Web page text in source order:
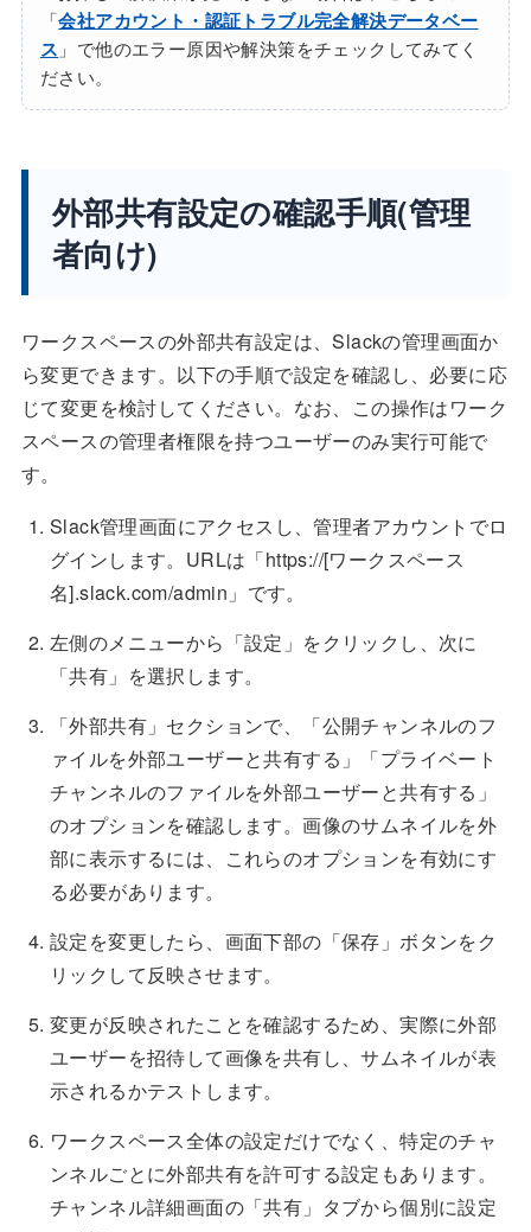
「会社アカウント・認証トラブル完全解決データベー
ス 」で他のエラー原因や解決策をチェックしてみてく
ださい。
外部共有設定の確認手順(管理
者向け)
ワークスペースの外部共有設定は、Slackの管理画面か
ら変更できます。以下の手順で設定を確認し、必要に応
じて変更を検討してください。なお、この操作はワーク
スペースの管理者権限を持つユーザーのみ実行可能で
す。
Slack管理画面にアクセスし、管理者アカウントでロ
グインします。URLは「https://[ワークスペース
名].slack.com/admin」です。
左側のメニューから「設定」をクリックし、次に
「共有」を選択します。
「外部共有」セクションで、「公開チャンネルのフ
ァイルを外部ユーザーと共有する」「プライベート
チャンネルのファイルを外部ユーザーと共有する」
のオプションを確認します。画像のサムネイルを外
部に表示するには、これらのオプションを有効にす
る必要があります。
設定を変更したら、画面下部の「保存」ボタンをク
リックして反映させます。
変更が反映されたことを確認するため、実際に外部
ユーザーを招待して画像を共有し、サムネイルが表
示されるかテストします。
ワークスペース全体の設定だけでなく、特定のチャ
ンネルごとに外部共有を許可する設定もあります。
チャンネル詳細画面の「共有」タブから個別に設定